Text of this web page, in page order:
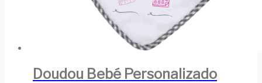
Doudou Bebé Personalizado